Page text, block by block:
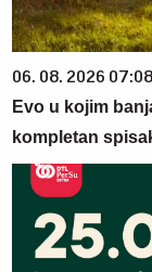
06. 08. 2026 07:08
Evo u kojim
kompletan